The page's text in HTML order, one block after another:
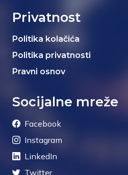
Privatnost
Politika kolačića
Politika privatnosti
Pravni osnov
Socijalne mreže
Facebook
Instagram
LinkedIn
Twitter